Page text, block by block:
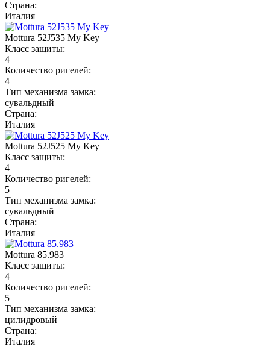
Страна:
Италия
Mottura 52J535 My Key
Класс защиты:
4
Количество ригелей:
4
Тип механизма замка:
сувальдный
Страна:
Италия
Mottura 52J525 My Key
Класс защиты:
4
Количество ригелей:
5
Тип механизма замка:
сувальдный
Страна:
Италия
Mottura 85.983
Класс защиты:
4
Количество ригелей:
5
Тип механизма замка:
цилидровый
Страна:
Италия